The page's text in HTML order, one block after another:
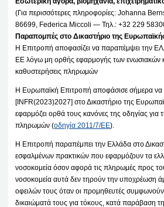
(Για περισσότερες πληροφορίες: Johanna
86699, Federica Miccoli — Τηλ.: +32 229
Παραπομπές στο Δικαστήριο της
Η Επιτροπή αποφασίζει να παραπέμψει την
ΕΕ λόγω μη ορθής εφαρμογής των ενωσιακών
καθυστερήσεις πληρωμών
Η Ευρωπαϊκή Επιτροπή αποφάσισε σήμερα
[INFR(2023)2027] στο Δικαστήριο της
εφαρμόζει ορθά τους κανόνες της οδηγίας για
πληρωμών (οδηγία 2011/7/ΕΕ).
Η Επιτροπή παραπέμπει την Ελλάδα στο
εσφαλμένων πρακτικών που εφαρμόζουν τα
νοσοκομεία όσον αφορά τις πληρωμές προς
νοσοκομεία αυτά δεν τηρούν την υποχρέωση
οφειλών τους όταν οι προμηθευτές
δικαιώματά τους για τόκους, κατά παράβαση